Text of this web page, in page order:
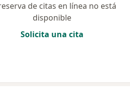
de citas en línea no está
disponible
Solicita una cita